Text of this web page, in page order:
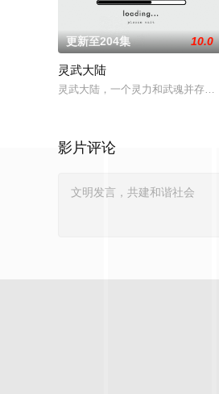
更新至204集 10.0
灵武大陆
灵武大陆，一个灵力和武魂并存
影片评论